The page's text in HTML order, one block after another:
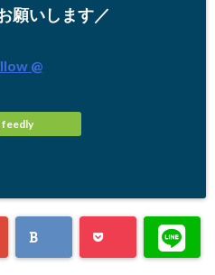
願いします／
@
feedly